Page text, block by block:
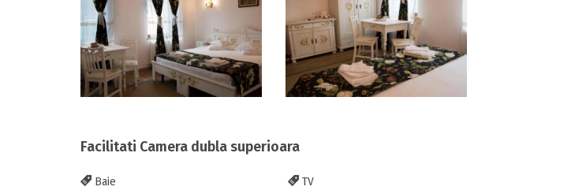
Facilitati Camera dubla superioara
Baie TV